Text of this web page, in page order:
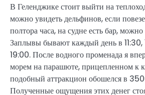
В Геленджике стоит выйти на
можно увидеть дельфинов, если
полтора часа, на судне есть бар, можно
Заплывы бывают каждый день в 11:30,
19:00. После водного променада я
морем на парашюте, прицепленном к
подобный аттракцион обошелся в
Полученные ощущения этих денег